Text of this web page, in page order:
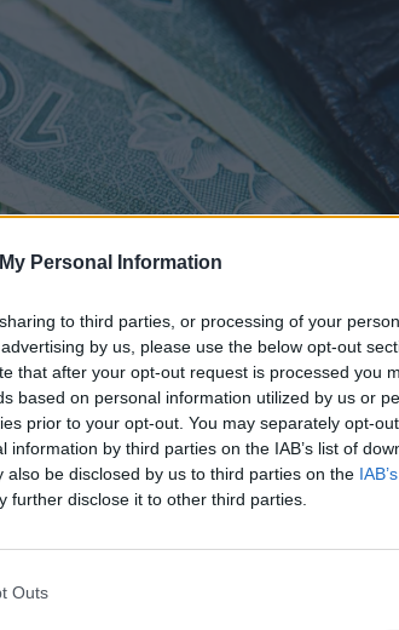
Personal Information
to third parties, or processing of your
by us, please use the below opt-out
that after your opt-out request is processed you
based on personal information utilized by us or
prior to your opt-out. You may separately opt-
by third parties on the IAB’s list of
be disclosed by us to third parties on the
further disclose it to other third parties.
Outs